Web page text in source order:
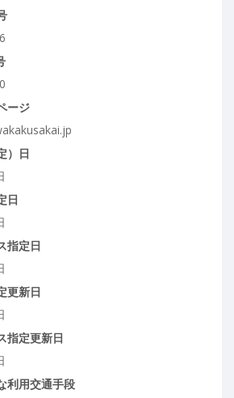
ージ
）日
日
指定日
更新日
指定更新日
利用交通手段